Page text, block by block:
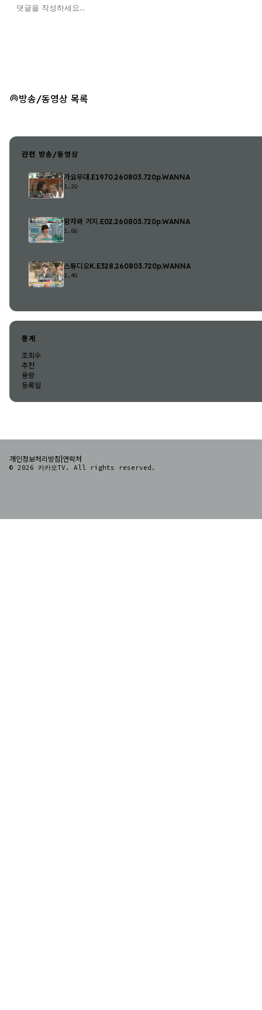
방송/동영상 목록
관련 방송/동영상
가요무대.E1970.260803.720p.WANNA
1.2G
왕자와 거지.E02.260803.720p.WANNA
1.6G
스튜디오K.E328.260803.720p.WANNA
1.4G
통계
조회수
추천
용량
등록일
개인정보처리방침 연락처
© 2026 카카오TV. All rights reserved.